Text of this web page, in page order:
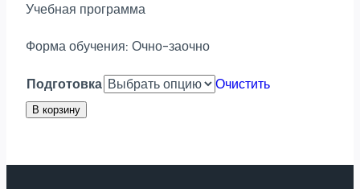
Учебная программа
Форма обучения: Очно-заочно
Подготовка Очистить
В корзину